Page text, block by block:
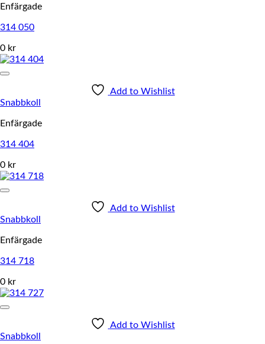
Enfärgade
314 050
0 kr
Add to Wishlist
Snabbkoll
Enfärgade
314 404
0 kr
Add to Wishlist
Snabbkoll
Enfärgade
314 718
0 kr
Add to Wishlist
Snabbkoll